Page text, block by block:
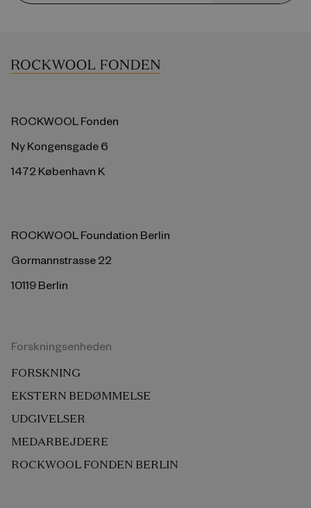
ROCKWOOL Fonden
Ny Kongensgade 6
1472 København K
ROCKWOOL Foundation Berlin
Gormannstrasse 22
10119 Berlin
Forskningsenheden
FORSKNING
EKSTERN BEDØMMELSE
UDGIVELSER
MEDARBEJDERE
ROCKWOOL FONDEN BERLIN